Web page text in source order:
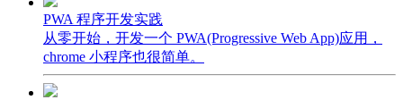
PWA 程序开发实践
从零开始，开发一个 PWA(Progressive Web App)应用，
chrome 小程序也很简单。